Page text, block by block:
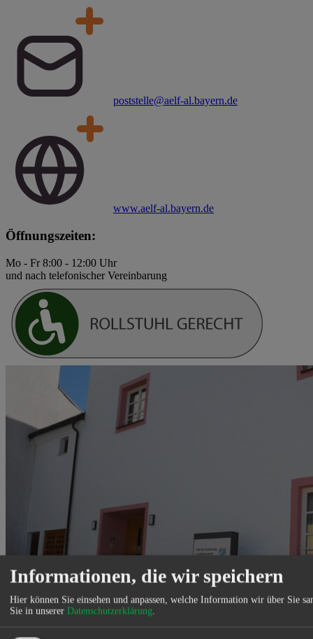
poststelle@aelf-al.bayern.de
www.aelf-al.bayern.de
Öffnungszeiten:
Mo - Fr 8:00 - 12:00 Uhr
und nach telefonischer Vereinbarung
Informationen, die wir speichern
Hier können Sie einsehen und anpassen, welche Information wir über Sie
Sie in unserer Datenschutzerklärung.